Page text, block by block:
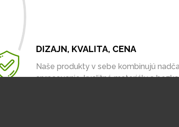
DIZAJN, KVALITA, CENA
Naše produkty v sebe kombinujú
spracovanie, kvalitné materiály a